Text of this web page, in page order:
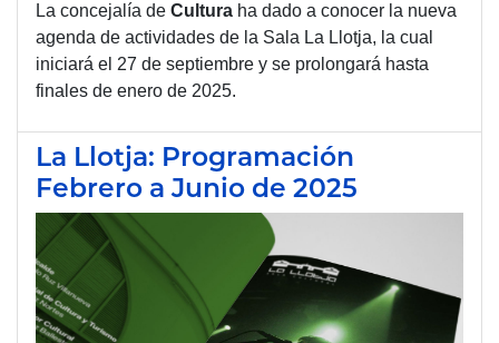
La concejalía de Cultura ha dado a conocer la nueva
agenda de actividades de la Sala La Llotja, la cual
iniciará el 27 de septiembre y se prolongará hasta
finales de enero de 2025.
La Llotja: Programación
Febrero a Junio de 2025